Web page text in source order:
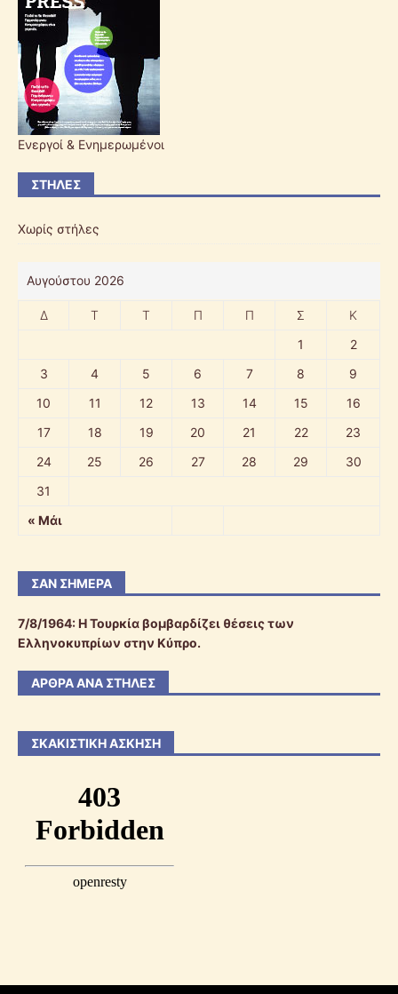
Ενεργοί & Ενημερωμένοι
ΣΤΉΛΕΣ
Χωρίς στήλες
Αυγούστου 2026
Δ Τ Τ Π Π Σ Κ
« Μάι
1
2
3
4 5 6 7 8
9
10
11 12 13 14 15
16
17
18 19 20 21 22
23
24
25 26 27 28 29
30
31
ΣΑΝ ΣΉΜΕΡΑ
7/8/1964: Η Τουρκία βομβαρδίζει θέσεις των
Ελληνοκυπρίων στην Κύπρο.
ΆΡΘΡΑ ΑΝΆ ΣΤΉΛΕΣ
ΣΚΑΚΙΣΤΙΚΉ ΆΣΚΗΣΗ